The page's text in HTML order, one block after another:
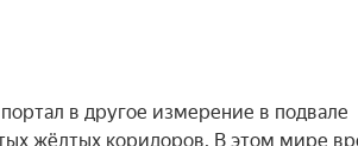
в другое измерение в подвале
жёлтых коридоров. В этом мире